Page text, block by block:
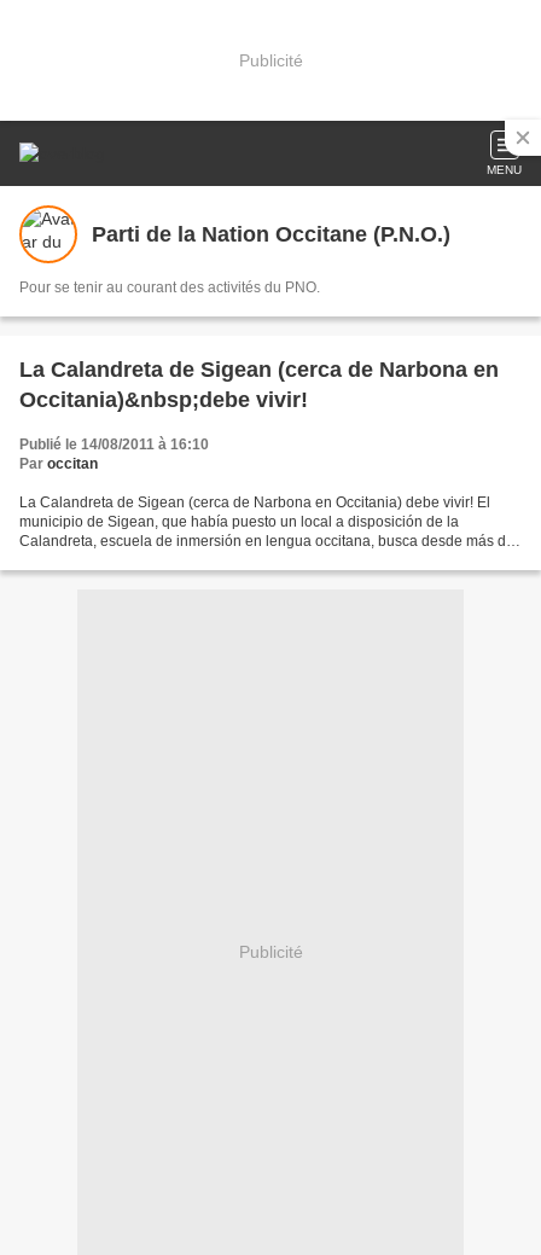
Publicité
MENU
Parti de la Nation Occitane (P.N.O.)
Pour se tenir au courant des activités du PNO.
La Calandreta de Sigean (cerca de Narbona en
Occitania)&nbsp;debe vivir!
Publié le 14/08/2011 à 16:10
Par occitan
La Calandreta de Sigean (cerca de Narbona en Occitania) debe vivir! El
municipio de Sigean, que había puesto un local a disposición de la
Calandreta, escuela de inmersión en lengua occitana, busca desde más de
Publicité